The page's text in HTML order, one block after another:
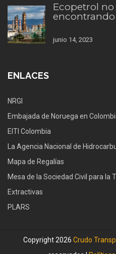
Ecopetrol
junio 14, 2023
ENLACES
NRGI
Embajada de Noruega en
EITI Colombia
La Agencia Nacional de
Mapa de Regalías
Mesa de la Sociedad Civil para la
Extractivas
PLARS
Copyright 2026 Crudo